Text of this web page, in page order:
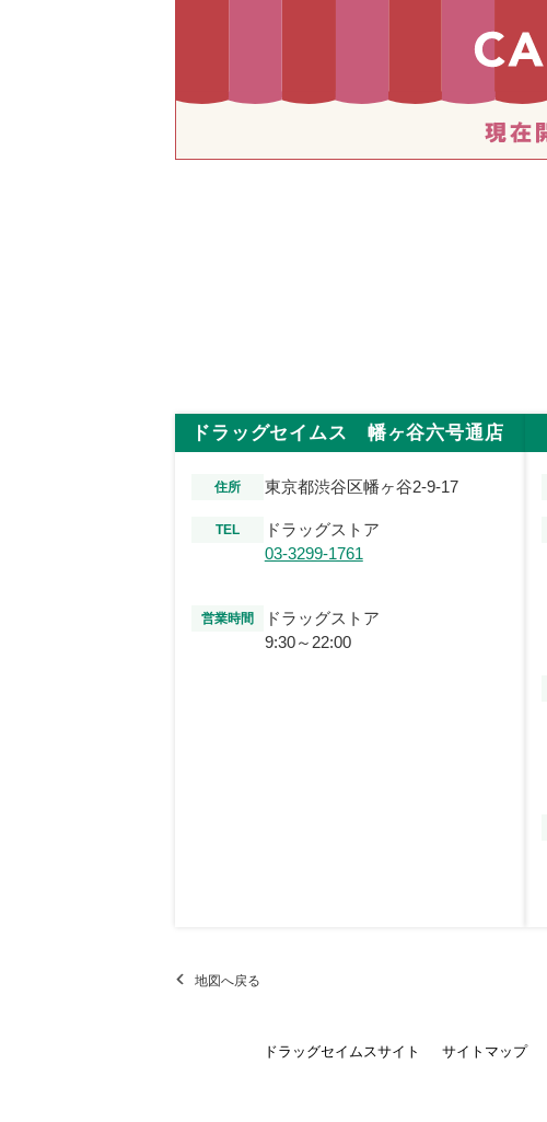
ドラッグセイムス 幡ヶ谷六号通店
住所 東京都渋谷区幡ヶ谷2-9-17
TEL
ドラッグストア
03-3299-1761
営業時間
ドラッグストア
9:30～22:00
地図へ戻る
ドラッグセイムスサイト サイトマップ